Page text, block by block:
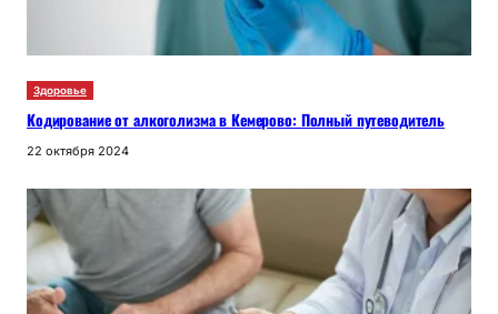
Здоровье
Кодирование от алкоголизма в Кемерово: Полный путеводитель
22 октября 2024